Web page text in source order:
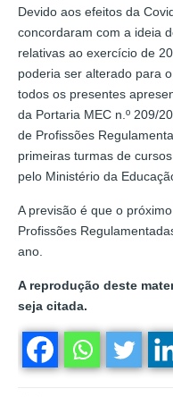
Devido aos efeitos da
concordaram com a ideia
relativas ao exercício de
poderia ser alterado para
todos os presentes
da Portaria MEC n.º 209/
de Profissões
primeiras turmas de
pelo Ministério da
A previsão é que o
Profissões
ano.
A reprodução deste
seja citada.